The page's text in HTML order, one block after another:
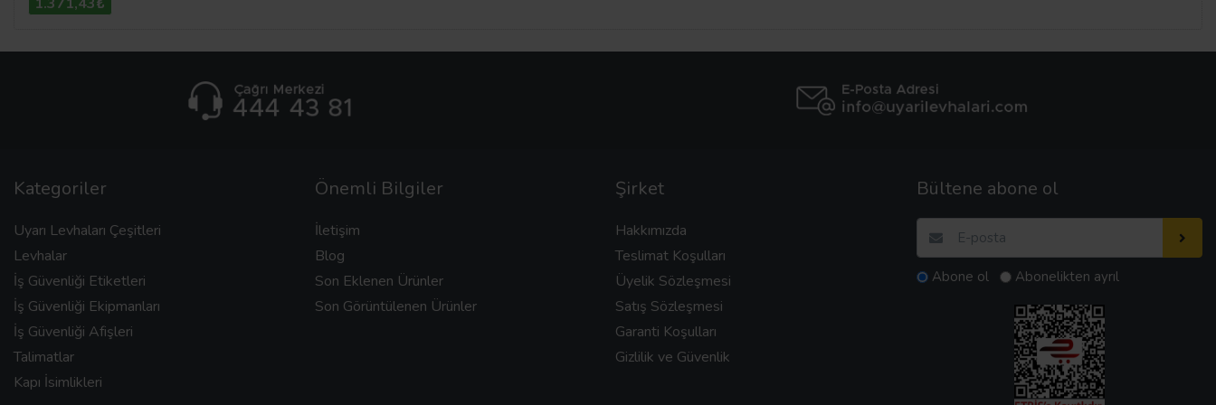
Kategoriler
Uyarı Levhaları Çeşitleri
Levhalar
İş Güvenliği Etiketleri
İş Güvenliği Ekipmanları
İş Güvenliği Afişleri
Talimatlar
Kapı İsimlikleri
Önemli Bilgiler
İletişim
Blog
Son Eklenen Ürünler
Son Görüntülenen Ürünler
Şirket
Hakkımızda
Teslimat Koşulları
Üyelik Sözleşmesi
Satış Sözleşmesi
Garanti Koşulları
Gizlilik ve Güvenlik
Bültene abone ol
Abone ol Abonelikten ayrıl